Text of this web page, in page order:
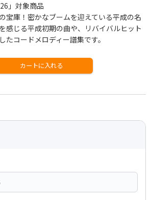
」対象商品
宝庫！密かなブームを迎えている平成の名
感じる平成初期の曲や、リバイバルヒット
たコードメロディー譜集です。
カートに入れる